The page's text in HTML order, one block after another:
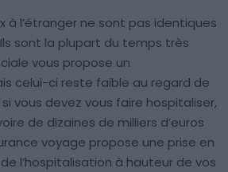
à l’étranger ne sont pas identiques
sont la plupart du temps très
vous propose un
celui-ci reste faible au regard de
vous devez vous faire hospitaliser,
de dizaines de milliers d’euros
voyage propose une prise en
l’hospitalisation à hauteur de vos